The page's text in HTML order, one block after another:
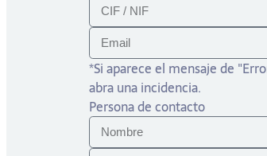
*Si aparece el mensaje de
abra una incidencia.
Persona de contacto